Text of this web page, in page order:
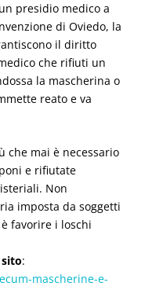
presidio medico a
di Oviedo, la
il diritto
che rifiuti un
la mascherina o
reato e va
che mai è necessario
e rifiutate
Non
imposta da soggetti
favorire i loschi
:
mascherine-e-